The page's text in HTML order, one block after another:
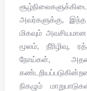
அவர்களுக்கு,
மிகவும்
மூலம், நீரிழிவு,
நோய்கள்,
நிகழும்